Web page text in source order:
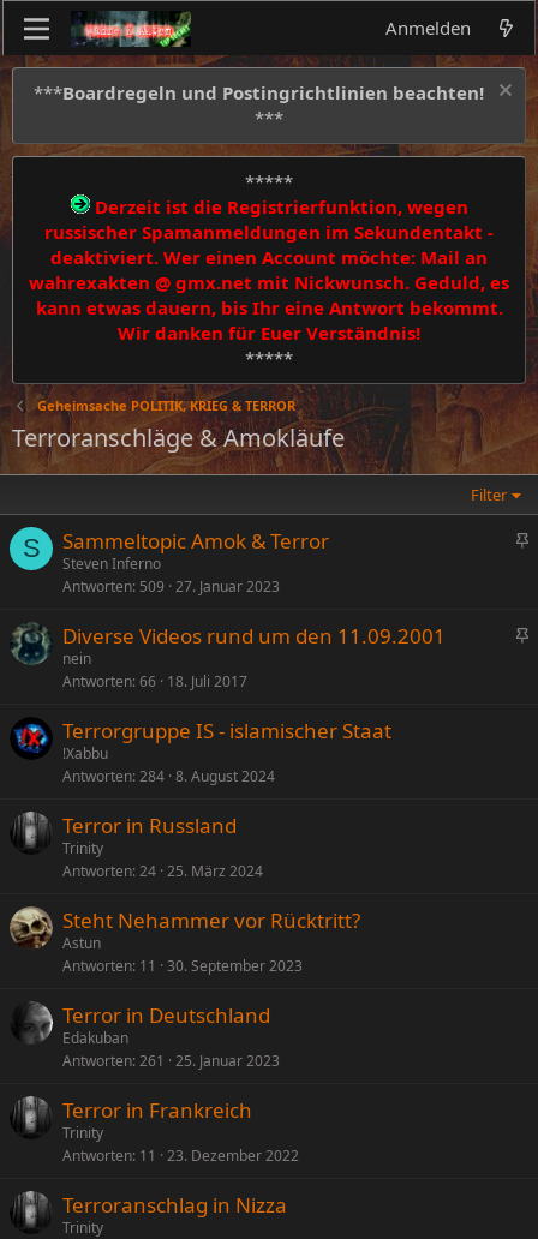
Anmelden
***Boardregeln und Postingrichtlinien beachten!
***
*****
Derzeit ist die Registrierfunktion, wegen
russischer Spamanmeldungen im Sekundentakt -
deaktiviert. Wer einen Account möchte: Mail an
wahrexakten @ gmx.net mit Nickwunsch. Geduld, es
kann etwas dauern, bis Ihr eine Antwort bekommt.
Wir danken für Euer Verständnis!
*****
Geheimsache POLITIK, KRIEG & TERROR
Terroranschläge & Amokläufe
Filter
S
A
p
Sammeltopic Amok & Terror
Steven Inferno
Antworten 509 27. Januar 2023
A
Diverse Videos rund um den 11.09.2001
nein
Antworten 66 18. Juli 2017
Terrorgruppe IS - islamischer Staat
!Xabbu
Antworten 284 8. August 2024
Terror in Russland
Trinity
Antworten 24 25. März 2024
Steht Nehammer vor Rücktritt?
Astun
Antworten 11 30. September 2023
Terror in Deutschland
Edakuban
Antworten 261 25. Januar 2023
Terror in Frankreich
Trinity
Antworten 11 23. Dezember 2022
Terroranschlag in Nizza
Trinity